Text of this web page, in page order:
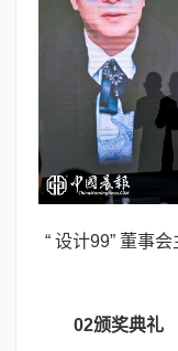
“ 设计99” 董事
02颁奖典礼